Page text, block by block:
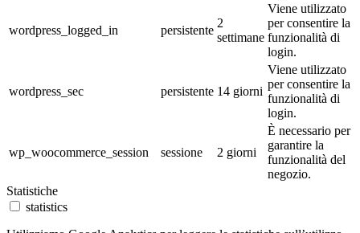
wordpress_logged_in persistente
2
settimane
Viene utilizzato
per consentire la
funzionalità di
login.
wordpress_sec persistente 14 giorni
Viene utilizzato
per consentire la
funzionalità di
login.
wp_woocommerce_session sessione 2 giorni
È necessario per
garantire la
funzionalità del
negozio.
Statistiche
statistics